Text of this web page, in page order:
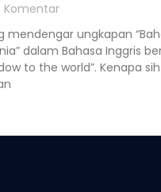
Komentar
mendengar ungkapan
dalam Bahasa Inggris
to the world”. Kenapa